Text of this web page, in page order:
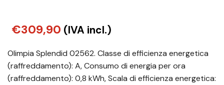
€309,90 (IVA incl.)
Olimpia Splendid 02562. Classe di efficienza energetica
(raffreddamento): A, Consumo di energia per ora
(raffreddamento): 0,8 kWh, Scala di efficienza energetica: